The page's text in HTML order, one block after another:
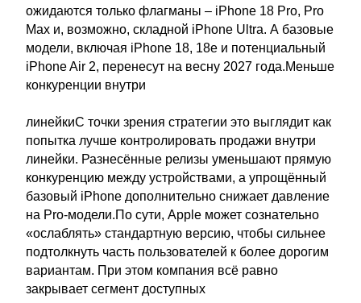
ожидаются только флагманы – iPhone 18 Pro, Pro
Max и, возможно, складной iPhone Ultra. А базовые
модели, включая iPhone 18, 18e и потенциальный
iPhone Air 2, перенесут на весну 2027 года.Меньше
конкуренции внутри
линейкиС точки зрения стратегии это выглядит как
попытка лучше контролировать продажи внутри
линейки. Разнесённые релизы уменьшают прямую
конкуренцию между устройствами, а упрощённый
базовый iPhone дополнительно снижает давление
на Pro-модели.По сути, Apple может сознательно
«ослаблять» стандартную версию, чтобы сильнее
подтолкнуть часть пользователей к более дорогим
вариантам. При этом компания всё равно
закрывает сегмент доступных